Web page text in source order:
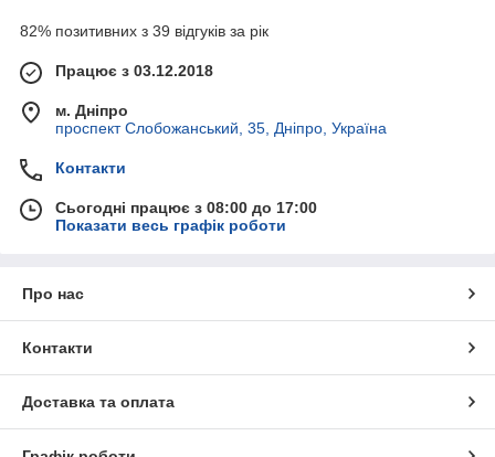
82% позитивних з 39 відгуків за рік
Працює з 03.12.2018
м. Дніпро
проспект Слобожанський, 35, Дніпро, Україна
Контакти
Сьогодні працює з 08:00 до 17:00
Показати весь графік роботи
Про нас
Контакти
Доставка та оплата